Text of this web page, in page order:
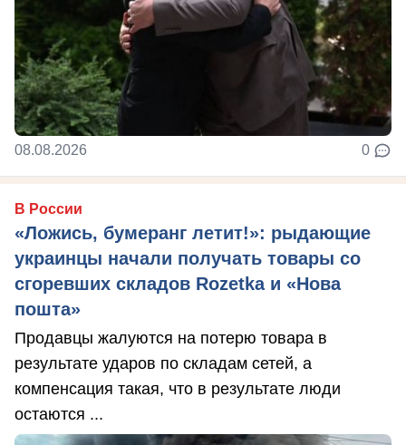
08.08.2026 0
В России
«Ложись, бумеранг летит!»: рыдающие
украинцы начали получать товары со
сгоревших складов Rozetka и «Нова
пошта»
Продавцы жалуются на потерю товара в
результате ударов по складам сетей, а
компенсация такая, что в результате люди
остаются ...